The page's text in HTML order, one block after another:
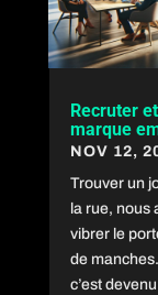
Recruter
marque
NOV 12,
Trouver un
la rue, nous
vibrer le
de
c’est